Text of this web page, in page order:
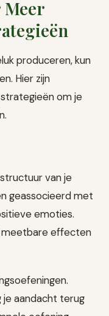
produceren, kun
Hier zijn
om je
van je
geassocieerd met
emoties.
meetbare effecten
je aandacht terug